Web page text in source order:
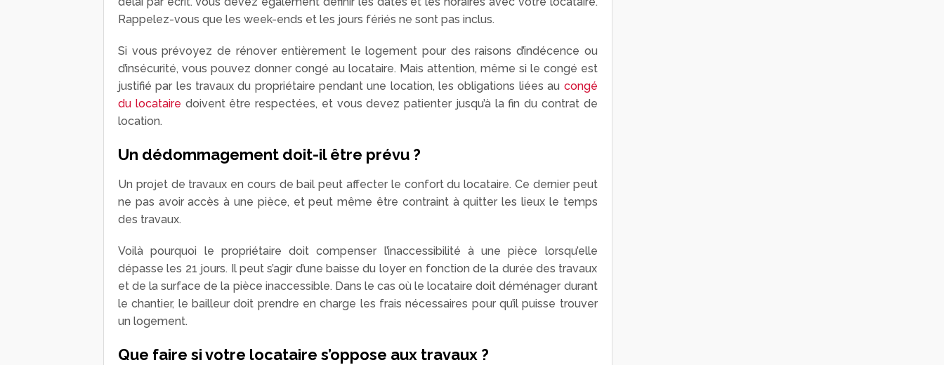
Rappelez-vous que les week-ends et les jours fériés ne sont pas inclus.
Si vous prévoyez de rénover entièrement le logement pour des raisons d’indécence ou
d’insécurité, vous pouvez donner congé au locataire. Mais attention, même si le congé est
justifié par les travaux du propriétaire pendant une location, les obligations liées au congé
du locataire doivent être respectées, et vous devez patienter jusqu’à la fin du contrat de
location.
Un dédommagement doit-il être prévu ?
Un projet de travaux en cours de bail peut affecter le confort du locataire. Ce dernier peut
ne pas avoir accès à une pièce, et peut même être contraint à quitter les lieux le temps
des travaux.
Voilà pourquoi le propriétaire doit compenser l’inaccessibilité à une pièce lorsqu’elle
dépasse les 21 jours. Il peut s’agir d’une baisse du loyer en fonction de la durée des travaux
et de la surface de la pièce inaccessible. Dans le cas où le locataire doit déménager durant
le chantier, le bailleur doit prendre en charge les frais nécessaires pour qu’il puisse trouver
un logement.
Que faire si votre locataire s’oppose aux travaux ?